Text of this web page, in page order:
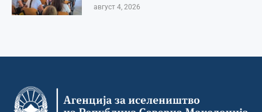
август 4, 2026